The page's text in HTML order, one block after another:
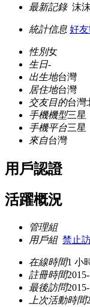
最新記錄 沫
統計信息 好
性別女
生日-
出生地台灣
居住地台灣
交友目的台灣
手機機型三星
手機平台三星
來自台灣
用戶認證
活躍概況
管理組
用戶組 禁止
在線時間1 小
註冊時間
最後訪問
上次活動時間